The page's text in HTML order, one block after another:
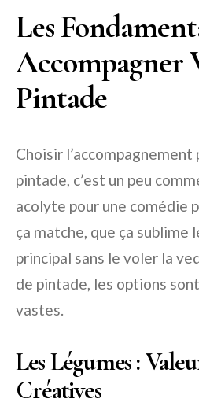
Les
Accompagner
Pintade
Choisir
pintade, c’est un peu
acolyte pour une comédie
ça matche, que ça sublime
principal sans le voler la
de pintade, les options
vastes.
Les Légumes :
Créatives